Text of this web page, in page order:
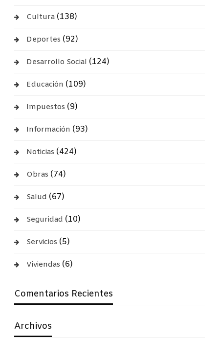
Cultura(138)
Deportes (92)
Desarrollo Social (124)
Educación (109)
Impuestos (9)
Información (93)
Noticias (424)
Obras (74)
Salud (67)
Seguridad (10)
Servicios (5)
Viviendas (6)
Comentarios Recientes
Archivos